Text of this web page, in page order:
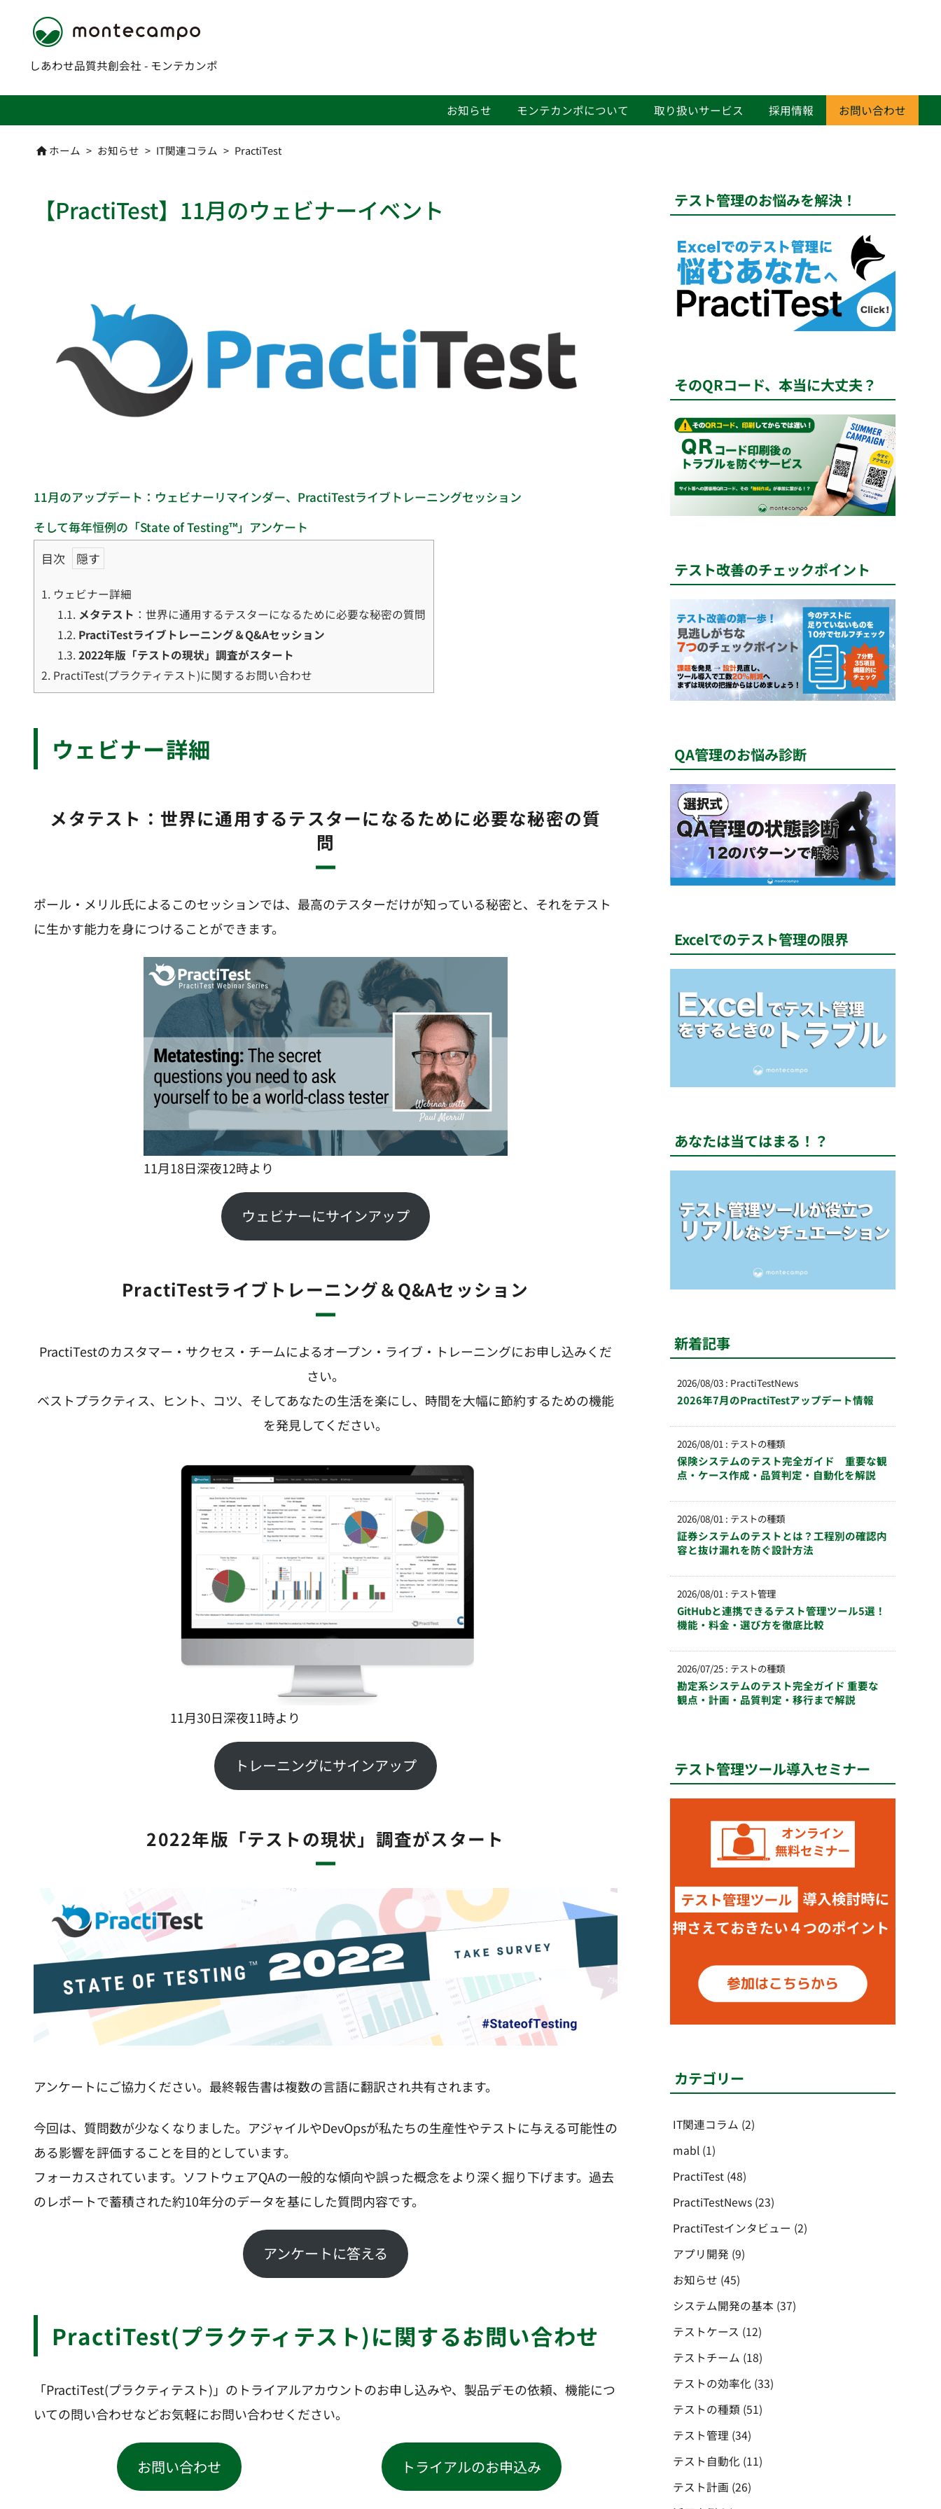
しあわせ品質共創会社 - モンテカンポ
お知らせ モンテカンポについて 取り扱いサービス 採用情報 お問い合わせ
 ホーム > お知らせ > IT関連コラム > PractiTest
【PractiTest】11月のウェビナーイベント
11月のアップデート：ウェビナーリマインダー、PractiTestライブトレーニングセッション
そして毎年恒例の「State of Testing™」アンケート
目次
1.ウェビナー詳細
1.1. メタテスト ：世界に通用するテスターになるために必要な秘密の質問
1.2. PractiTestライブトレーニング＆Q&Aセッション
1.3.2022年版「テストの現状」調査がスタート
2.PractiTest(プラクティテスト)に関するお問い合わせ
ウェビナー詳細
メタテスト ：世界に通用するテスターになるために必要な秘密の質
問
ポール・メリル氏によるこのセッションでは、最高のテスターだけが知っている秘密と、それをテスト
に生かす能力を身につけることができます。
11月18日深夜12時より
ウェビナーにサインアップ
PractiTestライブトレーニング＆Q&Aセッション
PractiTestのカスタマー・サクセス・チームによるオープン・ライブ・トレーニングにお申し込みくだ
さい。
ベストプラクティス、ヒント、コツ、そしてあなたの生活を楽にし、時間を大幅に節約するための機能
を発見してください。
11月30日深夜11時より
トレーニングにサインアップ
2022年版「テストの現状」調査がスタート
アンケートにご協力ください。最終報告書は複数の言語に翻訳され共有されます。
今回は、質問数が少なくなりました。アジャイルやDevOpsが私たちの生産性やテストに与える可能性の
ある影響を評価することを目的としています。
フォーカスされています。ソフトウェアQAの一般的な傾向や誤った概念をより深く掘り下げます。過去
のレポートで蓄積された約10年分のデータを基にした質問内容です。
アンケートに答える
PractiTest(プラクティテスト)に関するお問い合わせ
「PractiTest(プラクティテスト)」のトライアルアカウントのお申し込みや、製品デモの依頼、機能につ
いての問い合わせなどお気軽にお問い合わせください。
お問い合わせ トライアルのお申込み
テスト管理のお悩みを解決！
そのQRコード、本当に大丈夫？
テスト改善のチェックポイント
QA管理のお悩み診断
Excelでのテスト管理の限界
あなたは当てはまる！？
新着記事
2026/08/03: PractiTestNews
2026年7月のPractiTestアップデート情報
2026/08/01 : テストの種類
保険システムのテスト完全ガイド 重要な観
点・ケース作成・品質判定・自動化を解説
2026/08/01 : テストの種類
証券システムのテストとは？工程別の確認内
容と抜け漏れを防ぐ設計方法
2026/08/01 : テスト管理
GitHubと連携できるテスト管理ツール5選！
機能・料金・選び方を徹底比較
2026/07/25: テストの種類
勘定系システムのテスト完全ガイド 重要な
観点・計画・品質判定・移行まで解説
テスト管理ツール導入セミナー
カテゴリー
IT関連コラム (2)
mabl (1)
PractiTest (48)
PractiTestNews (23)
PractiTestインタビュー (2)
アプリ開発 (9)
お知らせ (45)
システム開発の基本 (37)
テストケース (12)
テストチーム (18)
テストの効率化 (33)
テストの種類 (51)
テスト管理 (34)
テスト自動化 (11)
テスト計画 (26)